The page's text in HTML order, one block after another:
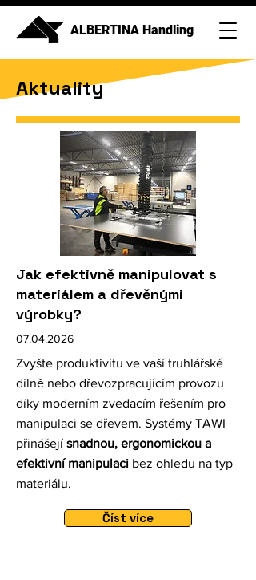
ALBERTINA Handling
Aktuality
Jak efektivně manipulovat s
materiálem a dřevěnými
výrobky?
07.04.2026
Zvyšte produktivitu ve vaší truhlářské
dílně nebo dřevozpracujícím provozu
díky moderním zvedacím řešením pro
manipulaci se dřevem. Systémy TAWI
přinášejí snadnou, ergonomickou a
efektivní manipulaci bez ohledu na typ
materiálu.
Číst více